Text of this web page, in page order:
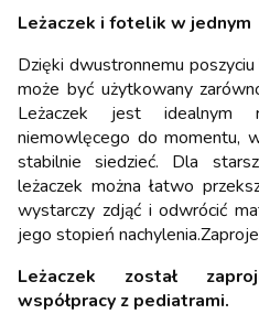
Leżaczek i fotelik w jednym
Dzięki dwustronnemu
może być użytkowany
Leżaczek jest idealnym
niemowlęcego do momentu,
stabilnie siedzieć. Dla
leżaczek można łatwo
wystarczy zdjąć i odwrócić
jego stopień
Leżaczek został
współpracy z pediatrami.